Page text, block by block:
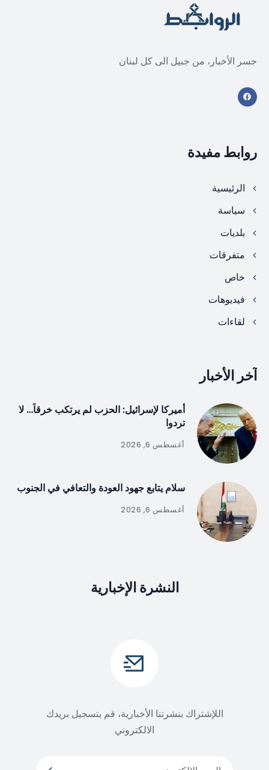
جسر الأخبار، من جبيل الى كل لبنان
روابط مفيدة
الرئيسية
سياسة
بلديات
متفرقات
خاص
فيديوهات
لقاءات
آخر الأخبار
أميركا لإسرائيل: الحزب لم يرتكب خرقاً… لا
تردوا
أغسطس 6, 2026
سلام يتابع جهود العودة والتعافي في الجنوب
أغسطس 6, 2026
النشرة الإخبارية
اللإشتراك بنشرتنا الأخبارية، قم بتسجيل بريدك
الالكتروني